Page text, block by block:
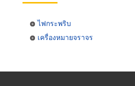
ไฟกระพริบ
เครื่องหมายจราจร